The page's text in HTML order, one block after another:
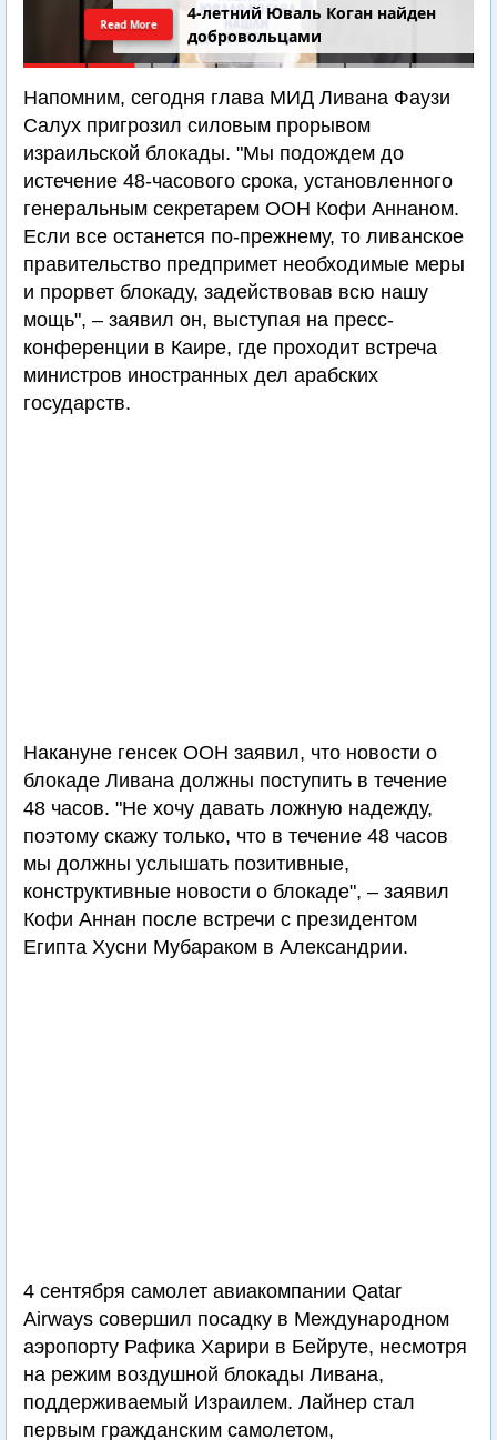
4-летний Юваль Коган найден
добровольцами
Read More
Напомним, сегодня глава МИД Ливана Фаузи
Салух пригрозил силовым прорывом
израильской блокады. "Мы подождем до
истечение 48-часового срока, установленного
генеральным секретарем ООН Кофи Аннаном.
Если все останется по-прежнему, то ливанское
правительство предпримет необходимые меры
и прорвет блокаду, задействовав всю нашу
мощь", – заявил он, выступая на пресс-
конференции в Каире, где проходит встреча
министров иностранных дел арабских
государств.
Накануне генсек ООН заявил, что новости о
блокаде Ливана должны поступить в течение
48 часов. "Не хочу давать ложную надежду,
поэтому скажу только, что в течение 48 часов
мы должны услышать позитивные,
конструктивные новости о блокаде", – заявил
Кофи Аннан после встречи с президентом
Египта Хусни Мубараком в Александрии.
4 сентября самолет авиакомпании Qatar
Airways совершил посадку в Международном
аэропорту Рафика Харири в Бейруте, несмотря
на режим воздушной блокады Ливана,
поддерживаемый Израилем. Лайнер стал
первым гражданским самолетом,